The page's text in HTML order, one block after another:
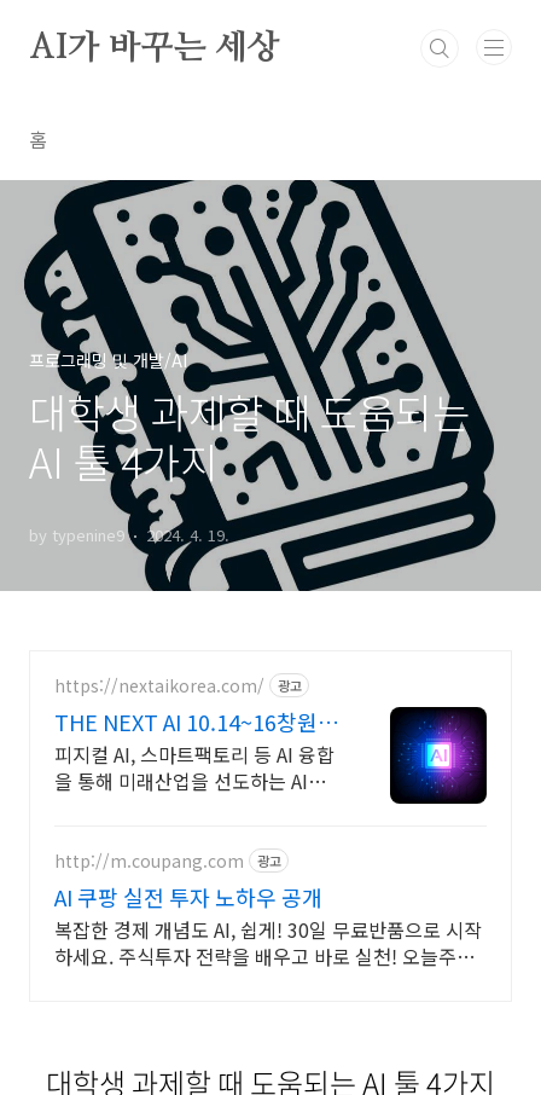
AI가 바꾸는 세상
홈
프로그래밍 및 개발/AI
대학생 과제할 때 도움되는
AI 툴 4가지
by typenine9 2024. 4. 19.
https://nextaikorea.com/ 광고
THE NEXT AI 10.14~16창원컨
벤션센터
피지컬 AI, 스마트팩토리 등 AI 융합
을 통해 미래산업을 선도하는 AI전
http://m.coupang.com 광고
AI 쿠팡 실전 투자 노하우 공개
복잡한 경제 개념도 AI, 쉽게! 30일 무료반품으로 시작
하세요. 주식투자 전략을 배우고 바로 실천! 오늘주문
대학생 과제할 때 도움되는 AI 툴 4가지